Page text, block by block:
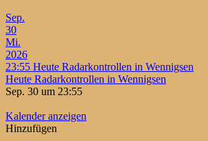
Sep.
30
Mi.
2026
23:55 Heute Radarkontrollen in Wennigsen
Heute Radarkontrollen in Wennigsen
Sep. 30 um 23:55
Kalender anzeigen
Hinzufügen